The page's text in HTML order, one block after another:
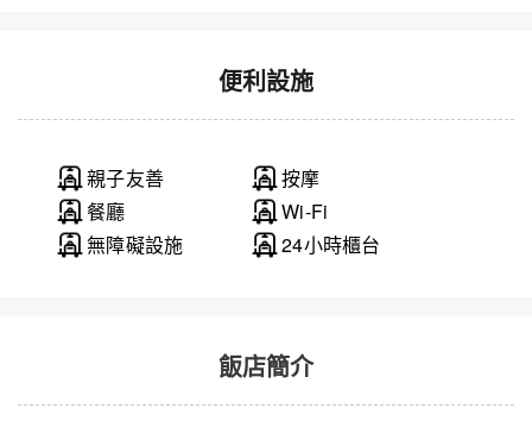
便利設施
親子友善
按摩
餐廳
Wi-Fi
無障礙設施
24小時櫃台
飯店簡介
東京 埃馬納蒙特酒店 - 單人房 - 禁菸